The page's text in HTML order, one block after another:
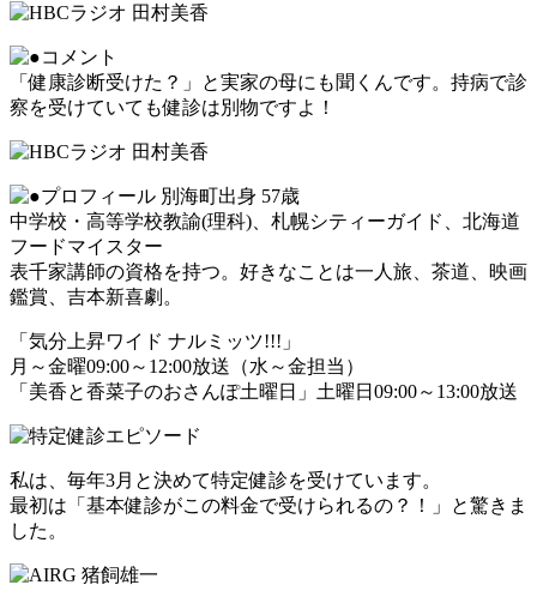
「健康診断受けた？」と実家の母にも聞くんです。持病で診
察を受けていても健診は別物ですよ！
別海町出身 57歳
中学校・高等学校教諭(理科)、札幌シティーガイド、北海道
フードマイスター
表千家講師の資格を持つ。好きなことは一人旅、茶道、映画
鑑賞、吉本新喜劇。
「気分上昇ワイド ナルミッツ!!!」
月～金曜09:00～12:00放送（水～金担当）
「美香と香菜子のおさんぽ土曜日」土曜日09:00～13:00放送
私は、毎年3月と決めて特定健診を受けています。
最初は「基本健診がこの料金で受けられるの？！」と驚きま
した。